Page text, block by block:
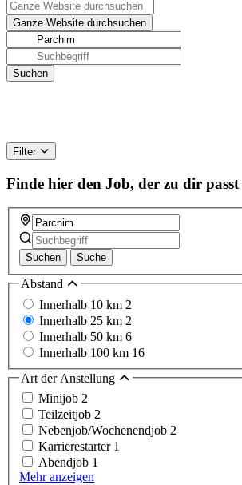
Filter
Finde hier den Job, der zu dir passt
Suchen Suche
Abstand
Innerhalb 10 km 2
Innerhalb 25 km 2
Innerhalb 50 km 6
Innerhalb 100 km 16
Art der Anstellung
Minijob 2
Teilzeitjob 2
Nebenjob/Wochenendjob 2
Karrierestarter 1
Abendjob 1
Mehr anzeigen